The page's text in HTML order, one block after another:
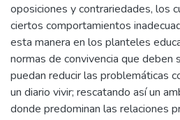
oposiciones y contrariedades, los
ciertos comportamientos
esta manera en los planteles
normas de convivencia que deben
puedan reducir las problemáticas
un diario vivir; rescatando así un
donde predominan las relaciones